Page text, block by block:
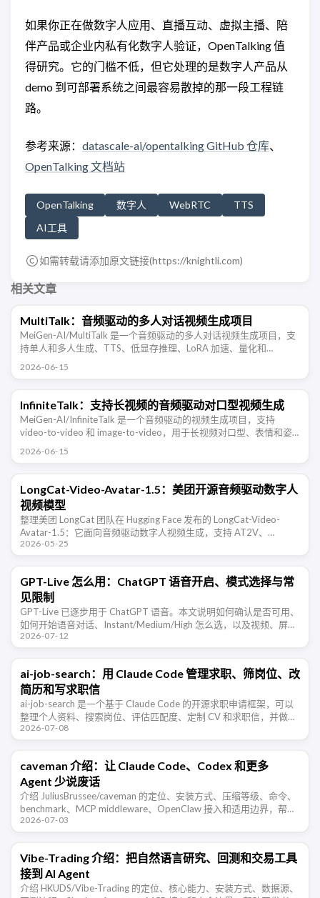
如果你正在做数字人应用、直播互动、虚拟主播、陪
伴产品或企业内私有化数字人验证，OpenTalking 值
得研究。它的门槛不低，但它处理的是数字人产品从
demo 到可部署系统之间最容易散掉的那一段工程链
路。
参考来源： datascale-ai/opentalking GitHub 仓库、
OpenTalking 文档站
OpenTalking 数字人 WebRTC
TTS
AI工具
如需转载请添加原文链接(https://knightli.com)
相关文章
MultiTalk：音频驱动的多人对话视频生成项目
MeiGen-AI/MultiTalk 是一个音频驱动的多人对话视频生成项目，支
持单人和多人生成、TTS、低显存推理、LoRA 加速、量化和
2026-06-15
InfiniteTalk：支持长视频的音频驱动对口型视频生成
MeiGen-AI/InfiniteTalk 是一个音频驱动的视频生成项目，支持
video-to-video 和 image-to-video，用于长视频对口型、表情和姿
2026-06-15
LongCat-Video-Avatar-1.5：美团开源音频驱动数字人
视频模型
整理美团 LongCat 团队在 Hugging Face 发布的 LongCat-Video-
Avatar-1.5：它面向音频驱动数字人视频生成，支持 AT2V、
ATI2V、视频续写、单人和多人音频 …
2026-05-25
GPT-Live 怎么用：ChatGPT 语音开启、模式选择与常
见限制
GPT-Live 已逐步用于 ChatGPT 语音。本文说明如何确认是否可用、
如何开始语音对话、Instant/Medium/High 怎么选，以及视频、屏幕
共享和语言体验等限制。
2026-07-12
ai-job-search：用 Claude Code 管理求职、筛岗位、改
简历和写求职信
ai-job-search 是一个基于 Claude Code 的开源求职申请框架，可以
整理个人资料、搜索岗位、评估匹配度、定制 CV 和求职信，并做
ATS 可读性检查。
2026-07-08
caveman 介绍：让 Claude Code、Codex 和更多
Agent 少说废话
介绍 JuliusBrussee/caveman 的定位、安装方式、压缩等级、命令、
benchmark、MCP middleware、OpenClaw 接入和适用边界，帮助
开发者判断这类 Agent …
2026-07-03
Vibe-Trading 介绍：把自然语言研究、回测和交易工具
接到 AI Agent
介绍 HKUDS/Vibe-Trading 的定位、核心能力、安装方式、数据源、